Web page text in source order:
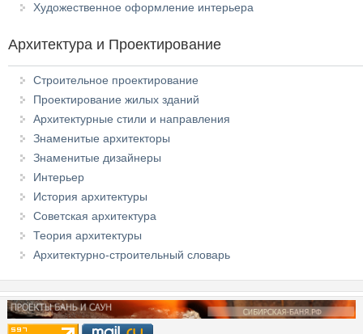
Художественное оформление интерьера
Архитектура и Проектирование
Строительное проектирование
Проектирование жилых зданий
Архитектурные стили и направления
Знаменитые архитекторы
Знаменитые дизайнеры
Интерьер
История архитектуры
Советская архитектура
Теория архитектуры
Архитектурно-строительный словарь